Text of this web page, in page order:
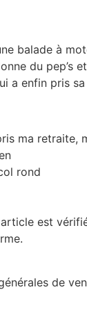
balade à
du
a enfin pris
ma
rond
est
de